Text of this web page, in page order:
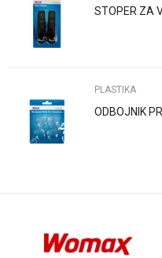
Anti-spam zaštita - izračunajte
POŠALJI
STOPER ZA
PLASTIKA
ODBOJNIK